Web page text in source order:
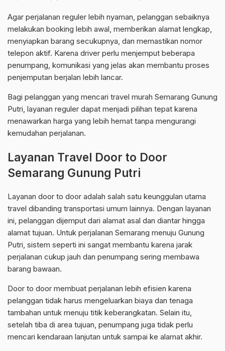
Agar perjalanan reguler lebih nyaman, pelanggan sebaiknya
melakukan booking lebih awal, memberikan alamat lengkap,
menyiapkan barang secukupnya, dan memastikan nomor
telepon aktif. Karena driver perlu menjemput beberapa
penumpang, komunikasi yang jelas akan membantu proses
penjemputan berjalan lebih lancar.
Bagi pelanggan yang mencari travel murah Semarang Gunung
Putri, layanan reguler dapat menjadi pilihan tepat karena
menawarkan harga yang lebih hemat tanpa mengurangi
kemudahan perjalanan.
Layanan Travel Door to Door
Semarang Gunung Putri
Layanan door to door adalah salah satu keunggulan utama
travel dibanding transportasi umum lainnya. Dengan layanan
ini, pelanggan dijemput dari alamat asal dan diantar hingga
alamat tujuan. Untuk perjalanan Semarang menuju Gunung
Putri, sistem seperti ini sangat membantu karena jarak
perjalanan cukup jauh dan penumpang sering membawa
barang bawaan.
Door to door membuat perjalanan lebih efisien karena
pelanggan tidak harus mengeluarkan biaya dan tenaga
tambahan untuk menuju titik keberangkatan. Selain itu,
setelah tiba di area tujuan, penumpang juga tidak perlu
mencari kendaraan lanjutan untuk sampai ke alamat akhir.